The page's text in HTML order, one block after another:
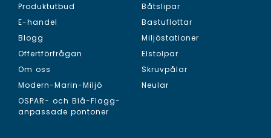
Produktutbud
E-handel
Blogg
Offertförfrågan
Om oss
Modern-Marin-Miljö
OSPAR- och Blå-Flagg-
anpassade pontoner
Båtslipar
Bastuflottar
Miljöstationer
Elstolpar
Skruvpålar
Neular